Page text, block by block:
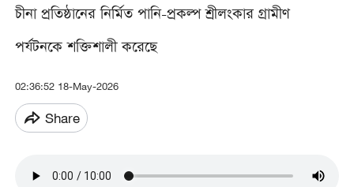
চীনা প্রতিষ্ঠানের নির্মিত পানি-প্রকল্প শ্রীলংকার গ্রামীণ
পর্যটনকে শক্তিশালী করেছে
02:36:52 18-May-2026
Share